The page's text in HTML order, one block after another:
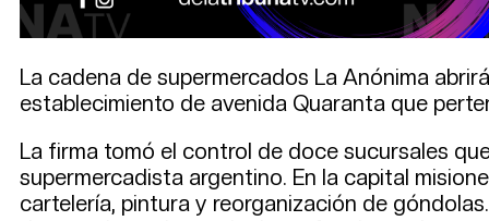
La cadena de supermercados La Anónima
establecimiento de avenida Quaranta que
La firma tomó el control de doce sucursales
supermercadista argentino. En la capital
cartelería, pintura y reorganización de